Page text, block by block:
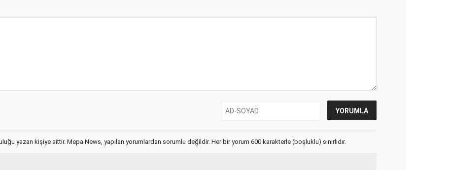
yazan kişiye aittir. Mepa News, yapılan yorumlardan sorumlu değildir. Her bir yorum 600 karakterle (boşluklu) sınırlıdır.